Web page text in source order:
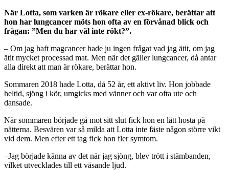
När Lotta, som varken är rökare eller ex-rökare, berättar att
hon har lungcancer möts hon ofta av en förvånad blick och
frågan: ”Men du har väl inte rökt?”.
– Om jag haft magcancer hade ju ingen frågat vad jag ätit, om jag
ätit mycket processad mat. Men när det gäller lungcancer, då antar
alla direkt att man är rökare, berättar hon.
Sommaren 2018 hade Lotta, då 52 år, ett aktivt liv. Hon jobbade
heltid, sjöng i kör, umgicks med vänner och var ofta ute och
dansade.
När sommaren började gå mot sitt slut fick hon en lätt hosta på
nätterna. Besvären var så milda att Lotta inte fäste någon större vikt
vid dem. Men efter ett tag fick hon fler symtom.
–Jag började känna av det när jag sjöng, blev trött i stämbanden,
vilket utvecklades till ett väsande ljud.